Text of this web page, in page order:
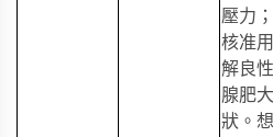
壓力
核准
解良
腺肥
狀。